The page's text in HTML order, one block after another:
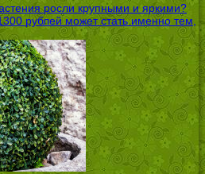
росли крупными и яркими?
рублей может стать именно тем,